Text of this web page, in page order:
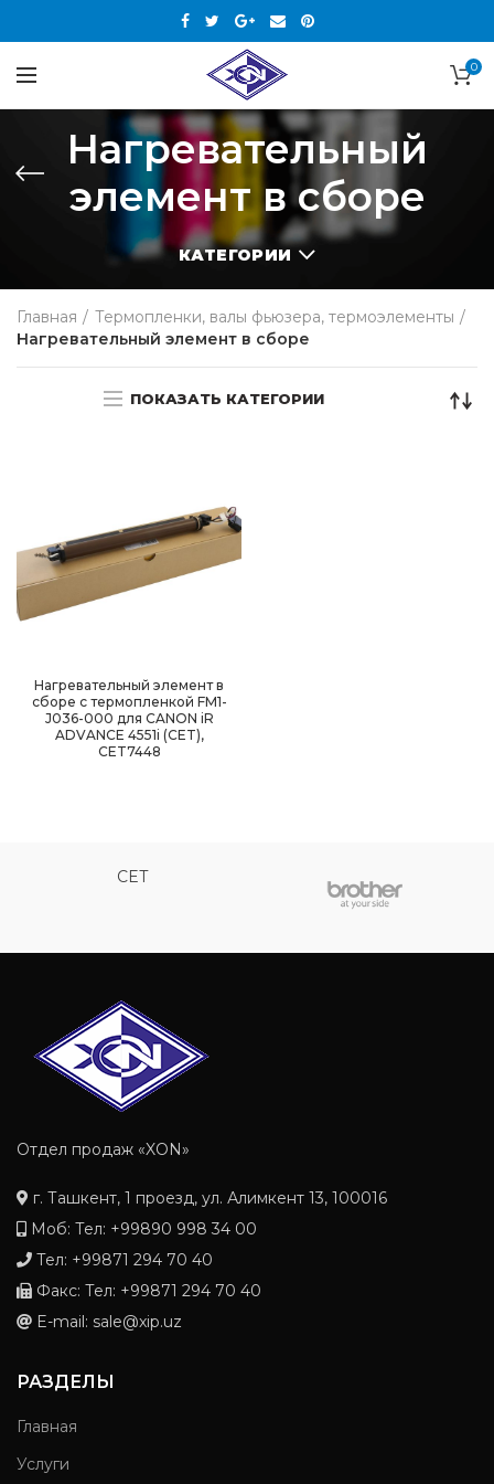
0
Нагревательный
элемент в сборе
КАТЕГОРИИ
Главная
Термопленки, валы фьюзера, термоэлементы
Нагревательный элемент в сборе
ПОКАЗАТЬ КАТЕГОРИИ
Нагревательный элемент в
сборе с термопленкой FM1-
J036-000 для CANON iR
ADVANCE 4551i (CET),
CET7448
CET
Отдел продаж «XON»
г. Ташкент, 1 проезд, ул. Алимкент 13, 100016
Моб: Тел: +99890 998 34 00
Тел: +99871 294 70 40
Факс: Тел: +99871 294 70 40
E-mail: sale@xip.uz
РАЗДЕЛЫ
Главная
Услуги